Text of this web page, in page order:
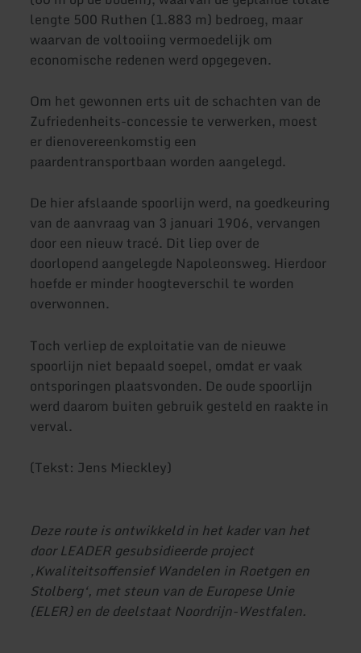
lengte 500 Ruthen (1.883 m) bedroeg, maar
waarvan de voltooiing vermoedelijk om
economische redenen werd opgegeven.
Om het gewonnen erts uit de schachten van de
Zufriedenheits-concessie te verwerken, moest
er dienovereenkomstig een
paardentransportbaan worden aangelegd.
De hier afslaande spoorlijn werd, na goedkeuring
van de aanvraag van 3 januari 1906, vervangen
door een nieuw tracé. Dit liep over de
doorlopend aangelegde Napoleonsweg. Hierdoor
hoefde er minder hoogteverschil te worden
overwonnen.
Toch verliep de exploitatie van de nieuwe
spoorlijn niet bepaald soepel, omdat er vaak
ontsporingen plaatsvonden. De oude spoorlijn
werd daarom buiten gebruik gesteld en raakte in
verval.
(Tekst: Jens Mieckley)
Deze route is ontwikkeld in het kader van het
door LEADER gesubsidieerde project
‚Kwaliteitsoffensief Wandelen in Roetgen en
Stolberg‘, met steun van de Europese Unie
(ELER) en de deelstaat Noordrijn-Westfalen.